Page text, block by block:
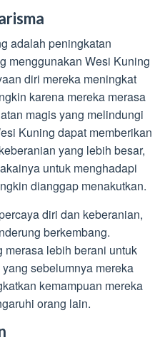
adalah peningkatan
menggunakan Wesi Kuning
diri mereka meningkat
karena mereka merasa
magis yang melindungi
Kuning dapat memberikan
yang lebih besar,
untuk menghadapi
dianggap menakutkan.
diri dan keberanian,
berkembang.
lebih berani untuk
sebelumnya mereka
kemampuan mereka
orang lain.